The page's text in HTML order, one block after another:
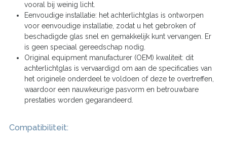
vooral bij weinig licht.
Eenvoudige installatie: het achterlichtglas is ontworpen
voor eenvoudige installatie, zodat u het gebroken of
beschadigde glas snel en gemakkelijk kunt vervangen. Er
is geen speciaal gereedschap nodig.
Original equipment manufacturer (OEM) kwaliteit: dit
achterlichtglas is vervaardigd om aan de specificaties van
het originele onderdeel te voldoen of deze te overtreffen,
waardoor een nauwkeurige pasvorm en betrouwbare
prestaties worden gegarandeerd.
Compatibiliteit: